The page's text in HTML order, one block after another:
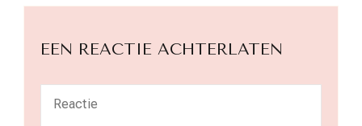
EEN REACTIE ACHTERLATEN